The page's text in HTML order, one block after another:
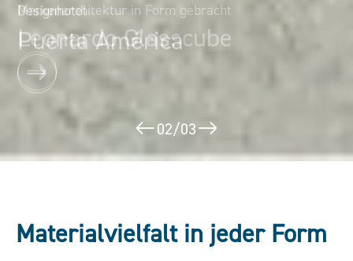
Markenarchitektur in Form gebracht
Leonardo Glasscube
Designhotel
Puerta América
02/03
Materialvielfalt in jeder Form